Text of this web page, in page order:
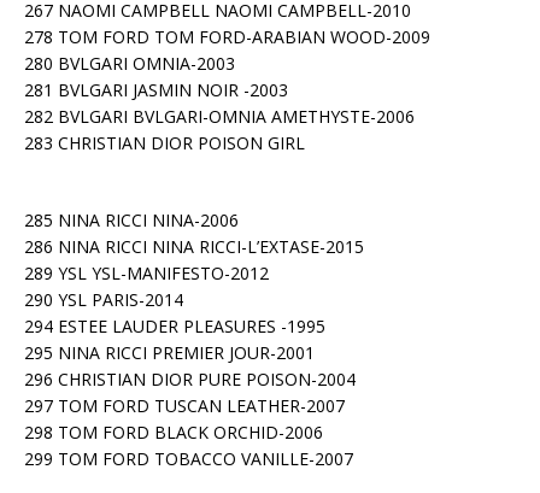
267 NAOMI CAMPBELL NAOMI CAMPBELL-2010
278 TOM FORD TOM FORD-ARABIAN WOOD-2009
280 BVLGARI OMNIA-2003
281 BVLGARI JASMIN NOIR -2003
282 BVLGARI BVLGARI-OMNIA AMETHYSTE-2006
283 CHRISTIAN DIOR POISON GIRL
285 NINA RICCI NINA-2006
286 NINA RICCI NINA RICCI-L’EXTASE-2015
289 YSL YSL-MANIFESTO-2012
290 YSL PARIS-2014
294 ESTEE LAUDER PLEASURES -1995
295 NINA RICCI PREMIER JOUR-2001
296 CHRISTIAN DIOR PURE POISON-2004
297 TOM FORD TUSCAN LEATHER-2007
298 TOM FORD BLACK ORCHID-2006
299 TOM FORD TOBACCO VANILLE-2007